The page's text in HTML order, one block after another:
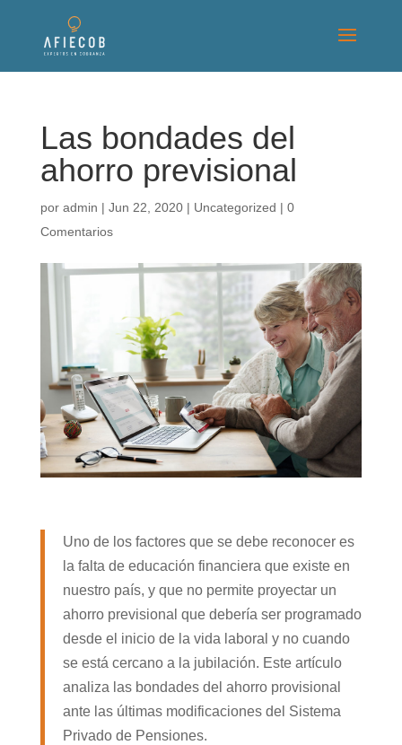
Las bondades del
ahorro previsional
por admin | Jun 22, 2020| Uncategorized | 0
Comentarios
Uno de los factores que se debe reconocer es
la falta de educación financiera que existe en
nuestro país, y que no permite proyectar un
ahorro previsional que debería ser programado
desde el inicio de la vida laboral y no cuando
se está cercano a la jubilación. Este artículo
analiza las bondades del ahorro provisional
ante las últimas modificaciones del Sistema
Privado de Pensiones.